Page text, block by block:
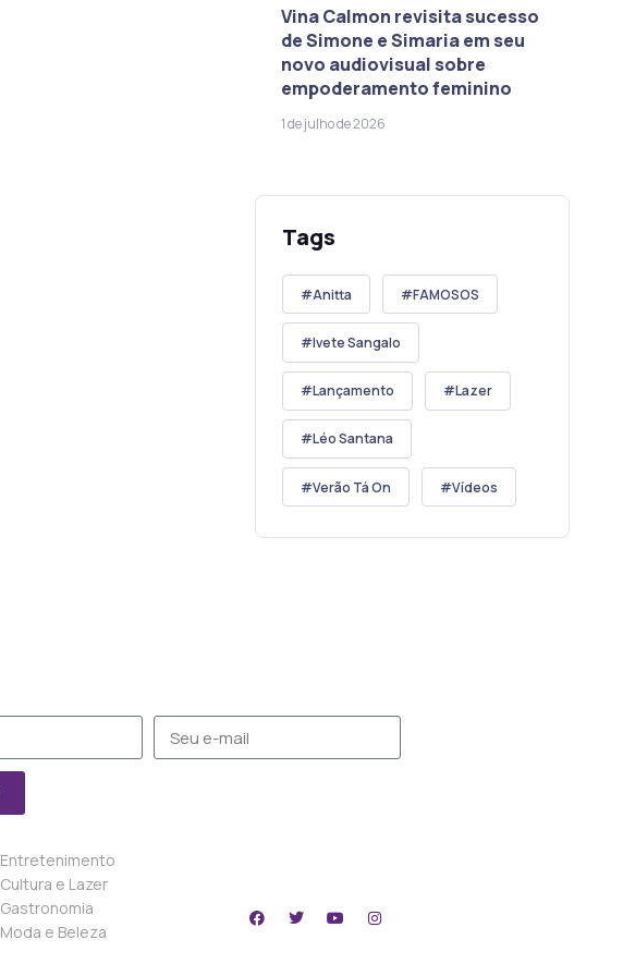
Vina Calmon revisita sucesso
de Simone e Simaria em seu
novo audiovisual sobre
empoderamento feminino
1 de julho de 2026
Tags
Anitta FAMOSOS
Ivete Sangalo
Lançamento Lazer
Léo Santana
Verão Tá On Vídeos
Entretenimento
Cultura e Lazer
Gastronomia
Moda e Beleza